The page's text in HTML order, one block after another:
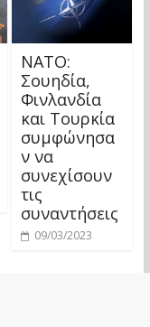
ΝΑΤΟ:
Σουηδία,
Φινλανδία
και Τουρκία
συμφώνησα
ν να
συνεχίσουν
τις
συναντήσεις
09/03/2023